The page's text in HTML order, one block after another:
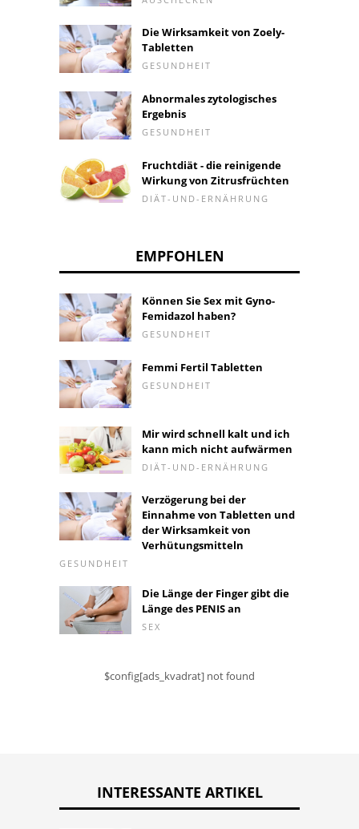
Die Wirksamkeit von Zoely-
Tabletten
GESUNDHEIT
Abnormales zytologisches
Ergebnis
GESUNDHEIT
Fruchtdiät - die reinigende
Wirkung von Zitrusfrüchten
DIÄT-UND-ERNÄHRUNG
EMPFOHLEN
Können Sie Sex mit Gyno-
Femidazol haben?
GESUNDHEIT
Femmi Fertil Tabletten
GESUNDHEIT
Mir wird schnell kalt und ich
kann mich nicht aufwärmen
DIÄT-UND-ERNÄHRUNG
Verzögerung bei der
Einnahme von Tabletten und
der Wirksamkeit von
Verhütungsmitteln
GESUNDHEIT
Die Länge der Finger gibt die
Länge des PENIS an
SEX
$config[ads_kvadrat] not found
INTERESSANTE ARTIKEL